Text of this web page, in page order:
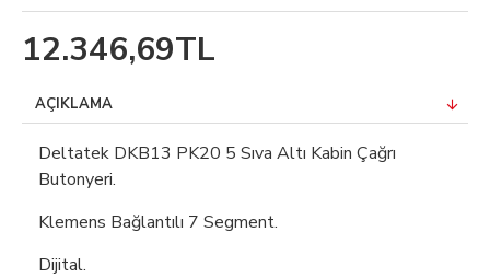
12.346,69TL
AÇIKLAMA
Deltatek DKB13 PK20 5 Sıva Altı Kabin Çağrı
Butonyeri.
Klemens Bağlantılı 7 Segment.
Dijital.